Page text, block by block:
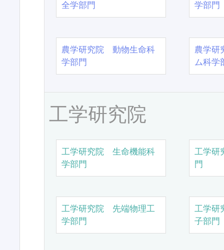
全学部門
学部門
農学研究院 動物生命科
学部門
農学
ム科学
工学研究院
工学研究院 生命機能科
学部門
工学研
門
工学研究院 先端物理工
学部門
工学研
子部門